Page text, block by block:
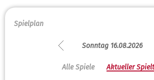
Spielplan
Sonntag 16.08.2026
Alle Spiele Aktueller